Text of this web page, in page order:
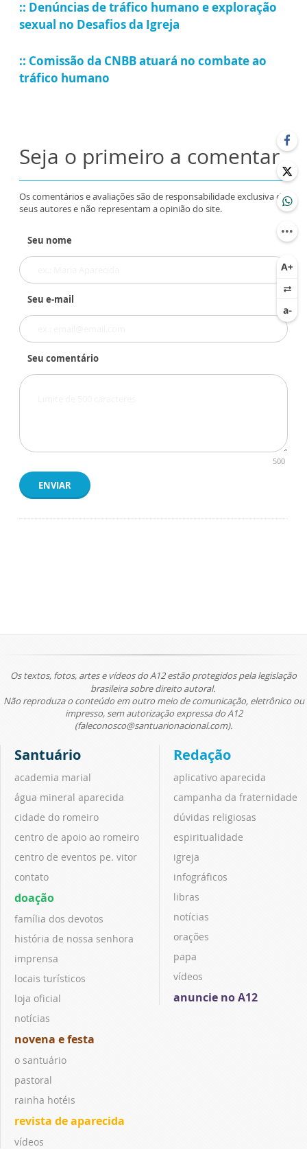
:: Denúncias de tráfico humano e exploração
sexual no Desafios da Igreja
:: Comissão da CNBB atuará no combate ao
tráfico humano
Seja o primeiro a comentar
Os comentários e avaliações são de responsabilidade exclusiva de
seus autores e não representam a opinião do site.
Seu nome
Seu e-mail
Seu comentário
500
ENVIAR
Os textos, fotos, artes e vídeos do A12 estão protegidos pela legislação
brasileira sobre direito autoral.
Não reproduza o conteúdo em outro meio de comunicação, eletrônico ou
impresso, sem autorização expressa do A12
(faleconosco@santuarionacional.com).
Santuário
academia marial
água mineral aparecida
cidade do romeiro
centro de apoio ao romeiro
centro de eventos pe. vitor
contato
doação
família dos devotos
história de nossa senhora
imprensa
locais turísticos
loja oficial
notícias
novena e festa
o santuário
pastoral
rainha hotéis
revista de aparecida
vídeos
Redação
aplicativo aparecida
campanha da fraternidade
dúvidas religiosas
espiritualidade
igreja
infográficos
libras
notícias
orações
papa
vídeos
anuncie no A12